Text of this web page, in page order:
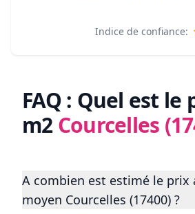
Indice de confiance:
FAQ : Quel est le
m2Courcelles
A combien est estimé le prix
moyen Courcelles (17400) ?